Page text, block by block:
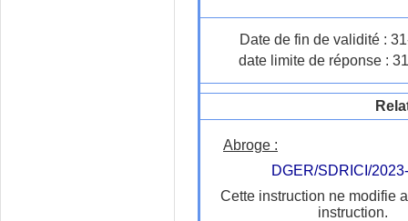
Date de fin de validité :
date limite de réponse :
Abroge :
DGER/SDRICI/
Cette instruction ne modifie
instruction.